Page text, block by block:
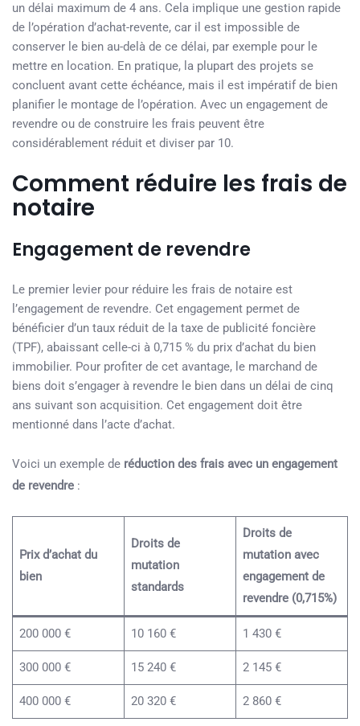
un délai maximum de 4 ans. Cela implique une gestion rapide
de l’opération d’achat-revente, car il est impossible de
conserver le bien au-delà de ce délai, par exemple pour le
mettre en location. En pratique, la plupart des projets se
concluent avant cette échéance, mais il est impératif de bien
planifier le montage de l’opération. Avec un engagement de
revendre ou de construire les frais peuvent être
considérablement réduit et diviser par 10.
Comment réduire les frais de
notaire
Engagement de revendre
Le premier levier pour réduire les frais de notaire est
l’engagement de revendre. Cet engagement permet de
bénéficier d’un taux réduit de la taxe de publicité foncière
(TPF), abaissant celle-ci à 0,715 % du prix d’achat du bien
immobilier. Pour profiter de cet avantage, le marchand de
biens doit s’engager à revendre le bien dans un délai de cinq
ans suivant son acquisition. Cet engagement doit être
mentionné dans l’acte d’achat.
Voici un exemple de réduction des frais avec un engagement
de revendre :
Prix d’achat du
bien
Droits de
mutation
standards
Droits de
mutation avec
engagement de
revendre (0,715%)
200 000 € 10 160 € 1 430 €
300 000 € 15 240 € 2 145 €
400 000 € 20 320 € 2 860 €